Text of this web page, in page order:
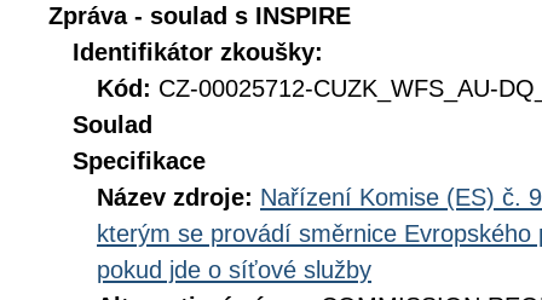
Zpráva - soulad s INSPIRE
Identifikátor zkoušky:
Kód: CZ-00025712-CUZK_WFS_AU-
Soulad
Specifikace
Název zdroje: Nařízení Komise (ES) č.
kterým se provádí směrnice
pokud jde o síťové služby